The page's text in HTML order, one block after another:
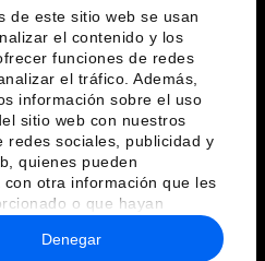
de este sitio web se usan
el contenido y los
funciones de redes
el tráfico. Además,
información sobre el uso
sitio web con nuestros
redes sociales, publicidad y
quienes pueden
con otra información que les
o que hayan
partir del uso que haya
servicios.
Denegar